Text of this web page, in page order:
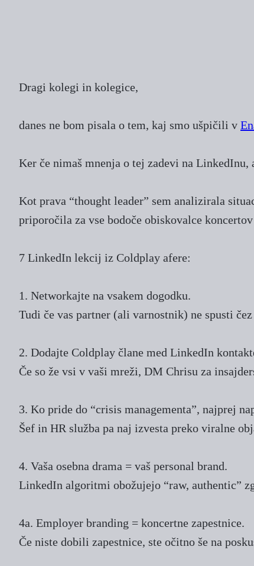
Dragi kolegi in kolegice,
danes ne bom pisala o tem, kaj smo ušpičili v
Ker če nimaš mnenja o tej zadevi na LinkedInu,
Kot prava “thought leader” sem analizirala
priporočila za vse bodoče obiskovalce
7 LinkedIn lekcij iz Coldplay afere:
1. Networkajte na vsakem dogodku.
Tudi če vas partner (ali varnostnik) ne spusti
2. Dodajte Coldplay člane med LinkedIn
Če so že vsi v vaši mreži, DM Chrisu za
3. Ko pride do “crisis managementa”, najprej
Šef in HR služba pa naj izvesta preko viralne
4. Vaša osebna drama = vaš personal brand.
LinkedIn algoritmi obožujejo “raw, authentic”
4a. Employer branding = koncertne zapestnice.
Če niste dobili zapestnice, ste očitno še na